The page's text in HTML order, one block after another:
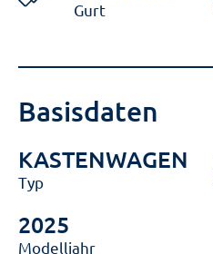
Gurt
Basisdaten
KASTENWAGEN
Typ
2025
Modelljahr